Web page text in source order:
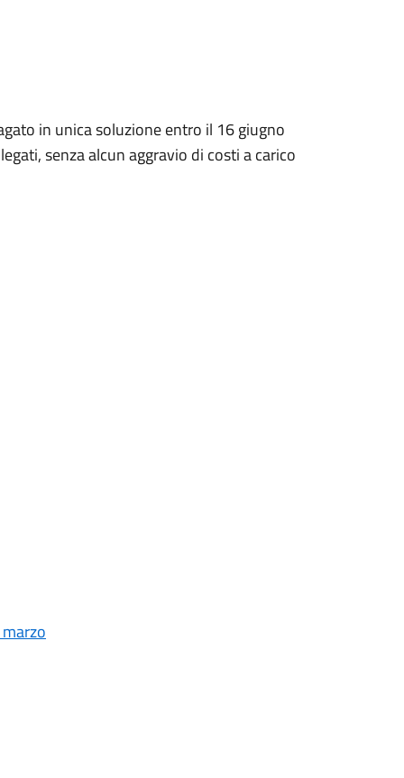
in unica soluzione entro il 16 giugno
senza alcun aggravio di costi a carico